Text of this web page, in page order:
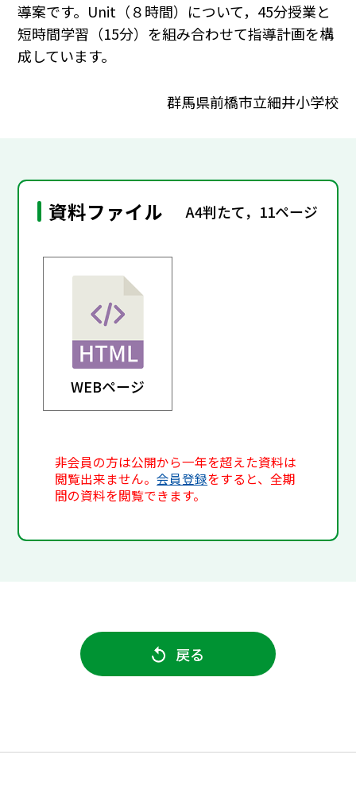
導案です。Unit（８時間）について，45分授業と
短時間学習（15分）を組み合わせて指導計画を構
成しています。
群馬県前橋市立細井小学校
資料ファイル A4判たて，11ページ
WEBページ
非会員の方は公開から一年を超えた資料は
閲覧出来ません。会員登録をすると、全期
間の資料を閲覧できます。
戻る